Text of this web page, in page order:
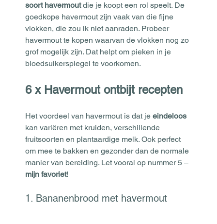
soort havermout die je koopt een rol speelt. De
goedkope havermout zijn vaak van die fijne
vlokken, die zou ik niet aanraden. Probeer
havermout te kopen waarvan de vlokken nog zo
grof mogelijk zijn. Dat helpt om pieken in je
bloedsuikerspiegel te voorkomen.
6 x Havermout ontbijt recepten
Het voordeel van havermout is dat je eindeloos
kan variëren met kruiden, verschillende
fruitsoorten en plantaardige melk. Ook perfect
om mee te bakken en gezonder dan de normale
manier van bereiding. Let vooral op nummer 5 –
mijn favoriet!
1. Bananenbrood met havermout